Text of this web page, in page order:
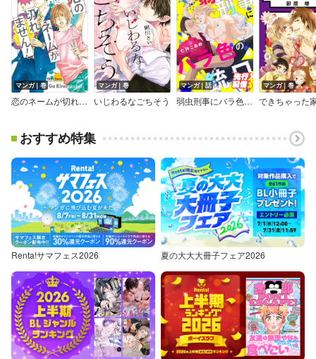
マンガ｜巻
恋のネームが切れません！【SS付き電子限定版】
マンガ｜巻
いじわるなごちそう
マンガ｜話
弱虫刑事にバラ色の銃口
マンガ｜巻
できちゃった
おすすめ特集
Renta!サマフェス2026 夏の大大大冊子フェア2026